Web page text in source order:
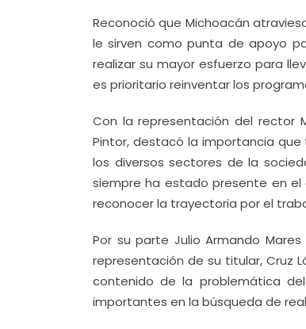
Reconoció que Michoacán
le sirven como punta de apoyo
realizar su mayor esfuerzo para
es prioritario reinventar los
Con la representación del rector
Pintor, destacó la importancia
los diversos sectores de la
siempre ha estado presente en
reconocer la trayectoria por el
Por su parte Julio Armando
representación de su titular, Cruz
contenido de la problemática
importantes en la búsqueda de